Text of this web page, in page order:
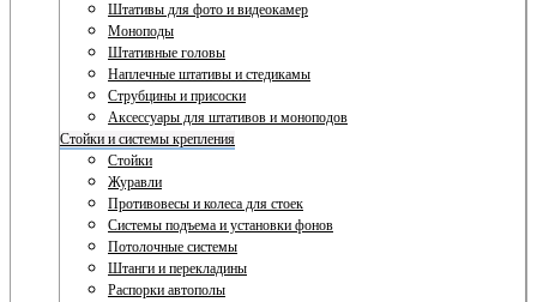
Штативы для фото и видеокамер
Моноподы
Штативные головы
Наплечные штативы и стедикамы
Струбцины и присоски
Аксессуары для штативов и моноподов
Стойки и системы крепления
Стойки
Журавли
Противовесы и колеса для стоек
Системы подъема и установки фонов
Потолочные системы
Штанги и перекладины
Распорки автополы